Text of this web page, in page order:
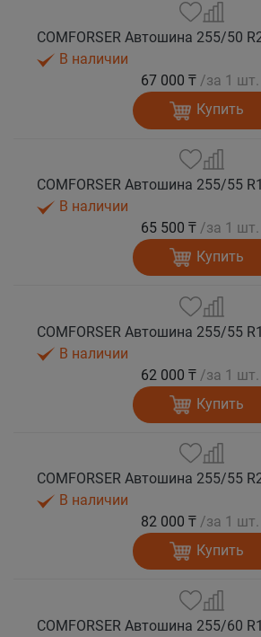
В наличии
67 000 ₸ /за 1 шт.
Купить
В наличии
65 500 ₸ /за 1 шт.
Купить
В наличии
62 000 ₸ /за 1 шт.
Купить
В наличии
82 000 ₸ /за 1 шт.
Купить